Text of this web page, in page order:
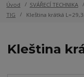
Úvod SVÁŘECÍ TECHNIKA
TIG
Kleština krátká
Kleština